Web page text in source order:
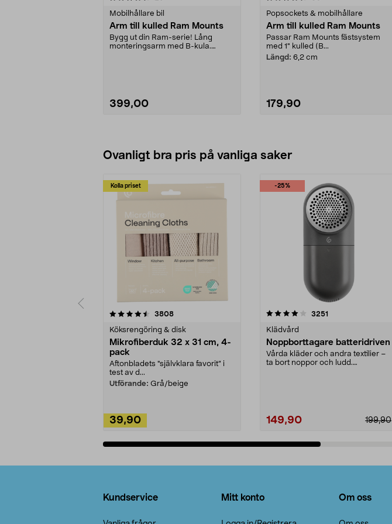
Mobilhållare bil
Arm till kulled Ram Mounts
Bygg ut din Ram-serie! Lång
monteringsarm med B-kula.
399,00
Popsockets & mobilhållare
Arm till kulled Ram Mounts
Passar Ram Mounts fästsystem
med 1" kulled (B...
Längd: 6,2 cm
179,90
Ovanligt bra pris på vanliga saker
Kolla priset
3808recensioner
Köksrengöring & disk
Mikrofiberduk 32 x 31 cm, 4-
pack
Aftonbladets "självklara favorit” i
test av d...
Utförande: Grå/beige
39,90
-25%
4.0av 5 stjärnor 3251
Klädvård
Noppborttagare batteridriven
Vårda kläder och andra textilier –
ta bort noppor och ludd.
199,90
149,90
4.5av 5 stjärnor
Kundservice Mitt konto Om oss